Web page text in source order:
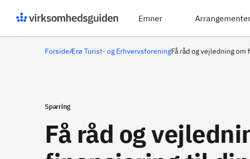
Emner
ForsideÆrø Turist- og ErhvervsforeningFå råd og vejledning
Sparring
Få råd og